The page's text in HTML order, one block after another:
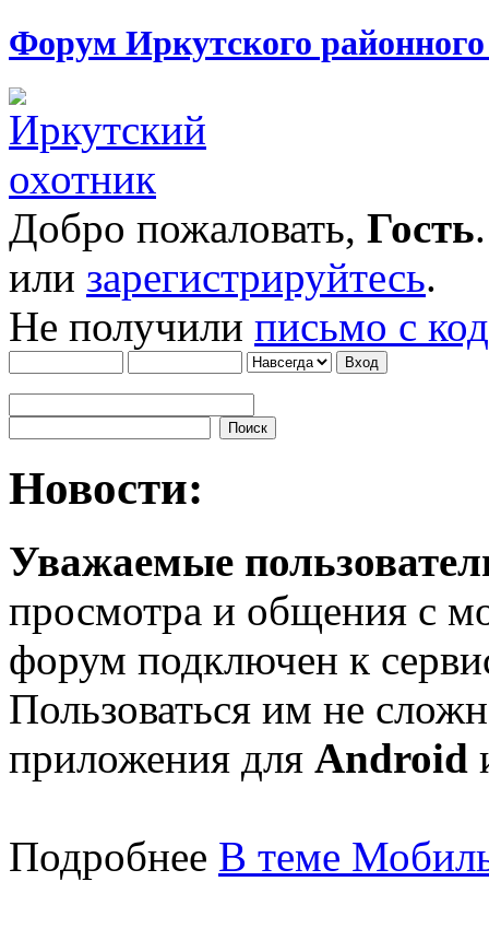
Форум Иркутского
Добро пожаловать, Гость
или зарегистрируйтесь.
Не получили письмо с
Новости:
Уважаемые
просмотра и общения с
форум подключен к
Пользоваться им не
приложения для Android
Подробнее В теме